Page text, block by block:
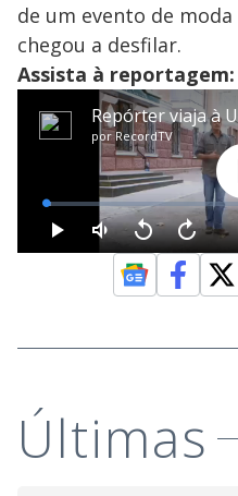
de um evento de
chegou a desfilar.
Assista à reportagem:
Últimas